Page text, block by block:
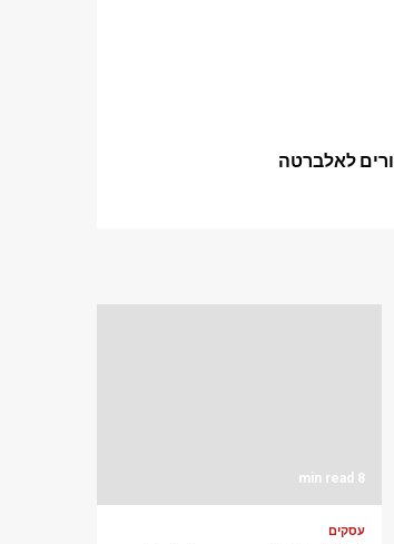
לאלברטה
8 min read
עסקים